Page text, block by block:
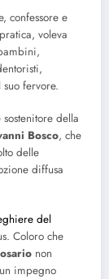
confessore e
voleva
fervore.
della
Bosco, che
delle
diffusa
del
Coloro che
non
impegno